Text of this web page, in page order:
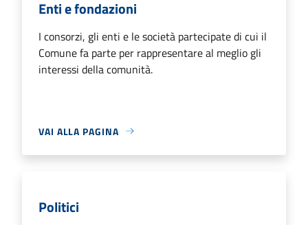
Enti e fondazioni
I consorzi, gli enti e le società partecipate di cui il
Comune fa parte per rappresentare al meglio gli
interessi della comunità.
VAI ALLA PAGINA
Politici